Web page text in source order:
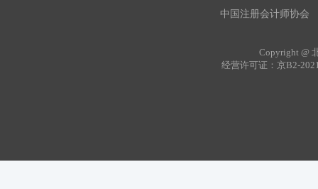
中国注册会计师协会
Copyright @
经营许可证：京B2-